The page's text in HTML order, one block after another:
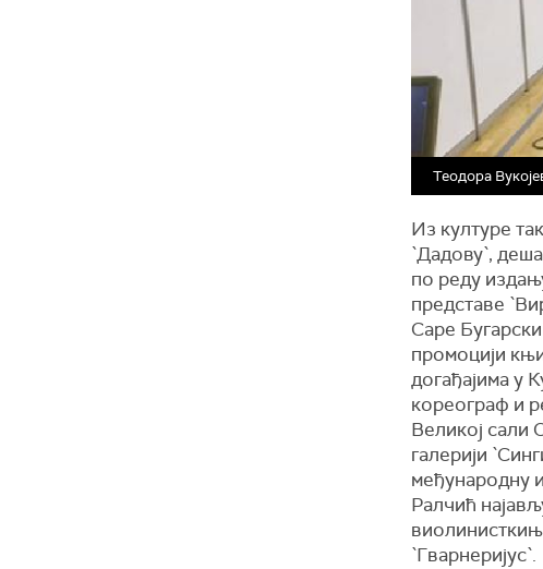
Теодора
Из културе
`Дадову`,
по реду
представе
Саре
промоцији
догађајима у
кореограф и
Великој сали
галерији
међународну
Ралчић
`Гварнеријус`.